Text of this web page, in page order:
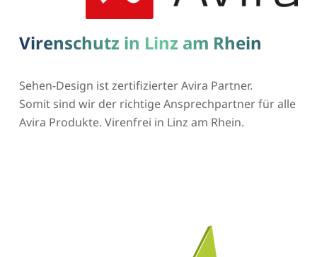
Virenschutz in Linz am Rhein
Sehen-Design ist zertifizierter Avira Partner.
Somit sind wir der richtige Ansprechpartner für alle
Avira Produkte. Virenfrei in Linz am Rhein.